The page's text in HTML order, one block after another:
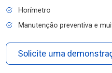
Horímetro
Manutenção preventiva e
Solicite uma